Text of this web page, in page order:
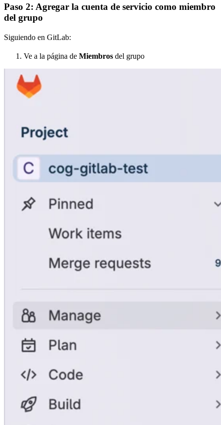
Paso 2: Agregar la cuenta de servicio como miembro
del grupo
Siguiendo en GitLab:
Ve a la página de Miembros del grupo